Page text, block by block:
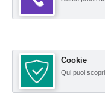
Cookie
Qui puoi